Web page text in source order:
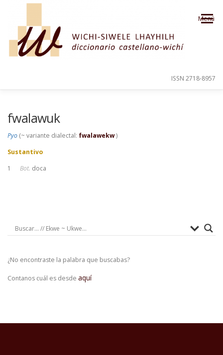
Saltar al contenido
Menú
ISSN 2718-8957
fwalawuk
Pyo (~ variante dialectal: fwalawekw)
Sustantivo
1 Bot. doca
¿No encontraste la palabra que buscabas?
Contanos cuál es desde aquí